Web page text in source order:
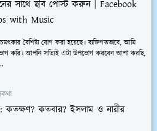
সাথে ছবি পোস্ট করুন | Facebook
with Music
বৈশিষ্ট্য যোগ করা হয়েছে। ব্যক্তিগতভাবে, আমি
করি। আপনি সত্যিই এটা উপভোগ করবেন আশা করছি,
কতক্ষণ? কতবার? ইসলাম ও নারীর